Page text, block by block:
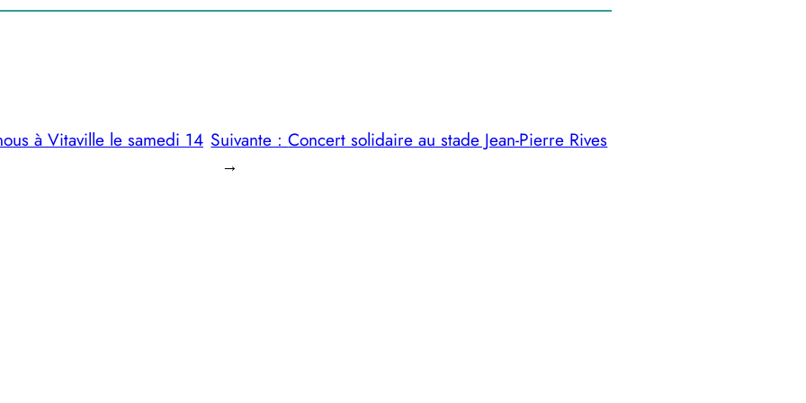
à Vitaville le samedi 14 Suivante :Concert solidaire au stade Jean-Pierre Rives
→